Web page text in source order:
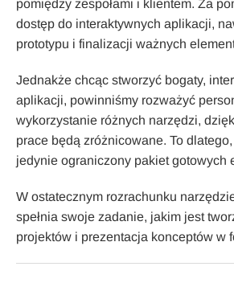
pomiędzy zespołami i klientem. Za
dostęp do interaktywnych aplikacji,
prototypu i finalizacji ważnych
Jednakże chcąc stworzyć bogaty,
aplikacji, powinniśmy rozważyć
wykorzystanie różnych narzędzi,
prace będą zróżnicowane. To
jedynie ograniczony pakiet gotowych
W ostatecznym rozrachunku
spełnia swoje zadanie, jakim jest
projektów i prezentacja konceptów w